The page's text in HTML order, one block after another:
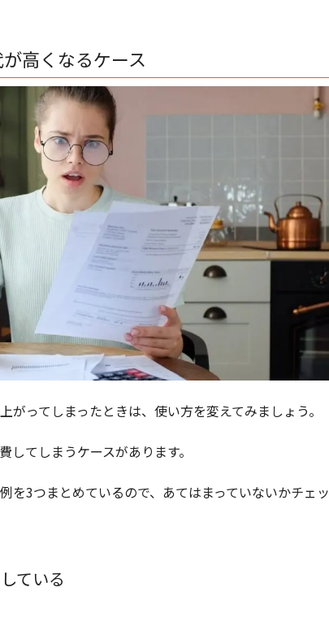
高くなるケース
ってしまったときは、使い方を変えてみましょう。
てしまうケースがあります。
を3つまとめているので、あてはまっていないかチェッ
ている